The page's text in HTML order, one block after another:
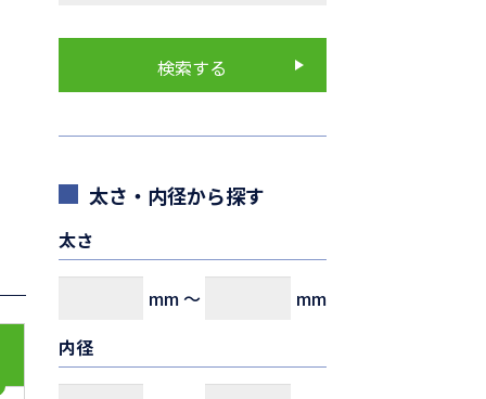
太さ・内径から探す
太さ
mm～
mm
内径